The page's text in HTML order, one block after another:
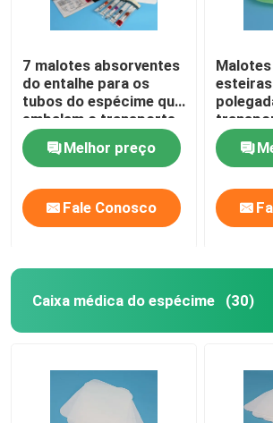
7 malotes absorventes
do entalhe para os
tubos do espécime que
embalam o transporte
aéreo seguro
Melhor preço
Fale Conosco
Caixa médica do espécime (30)